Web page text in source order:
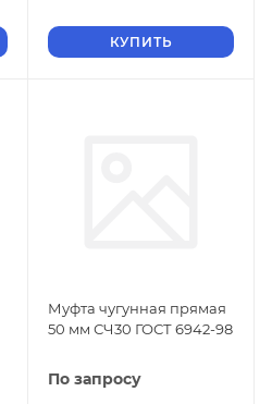
КУПИТЬ
Муфта чугунная прямая
50 мм СЧ30 ГОСТ 6942-98
По запросу